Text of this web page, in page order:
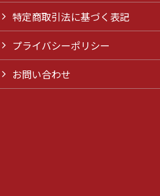
特定商取引法に基づく表記
プライバシーポリシー
お問い合わせ